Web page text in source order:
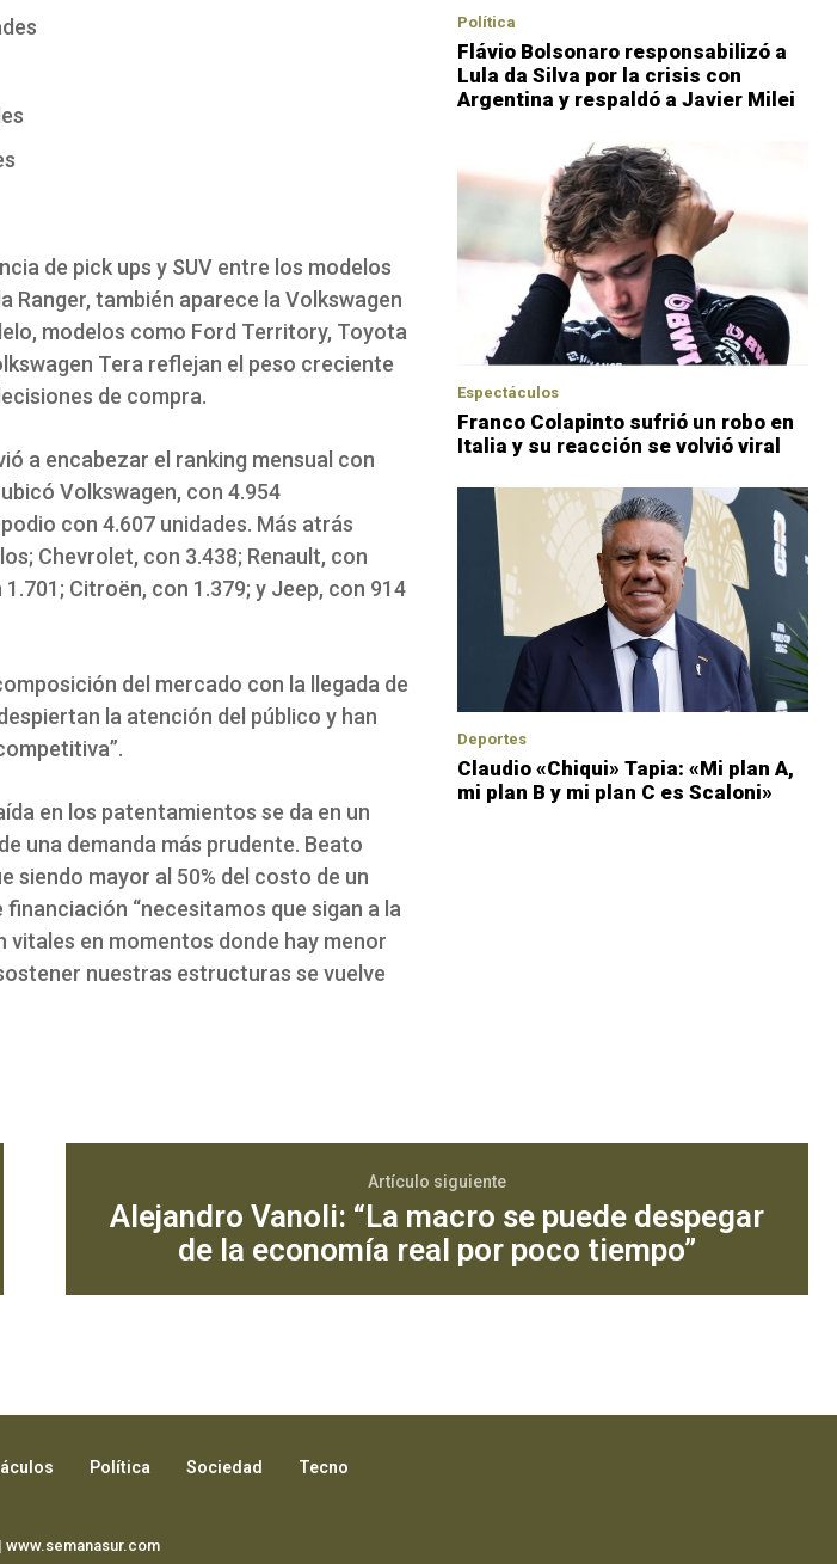
de pick ups y SUV entre los modelos
Ranger, también aparece la Volkswagen
modelos como Ford Territory, Toyota
Tera reflejan el peso creciente
de compra.
a encabezar el ranking mensual con
Volkswagen, con 4.954
con 4.607 unidades. Más atrás
Chevrolet, con 3.438; Renault, con
Citroën, con 1.379; y Jeep, con 914
del mercado con la llegada de
la atención del público y han
en los patentamientos se da en un
una demanda más prudente. Beato
siendo mayor al 50% del costo de un
“necesitamos que sigan a la
vitales en momentos donde hay menor
nuestras estructuras se vuelve
Política
Flávio Bolsonaro responsabilizó a
Lula da Silva por la crisis con
Argentina y respaldó a Javier Milei
Espectáculos
Franco Colapinto sufrió un robo en
Italia y su reacción se volvió viral
Deportes
Claudio «Chiqui» Tapia: «Mi plan A,
mi plan B y mi plan C es Scaloni»
Artículo siguiente
Alejandro Vanoli: “La macro se puede despegar
de la economía real por poco tiempo”
Política Sociedad Tecno
www.semanasur.com